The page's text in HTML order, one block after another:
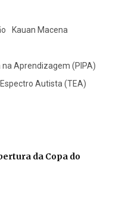
Kauan Macena
Aprendizagem (PIPA)
Autista (TEA)
da Copa do